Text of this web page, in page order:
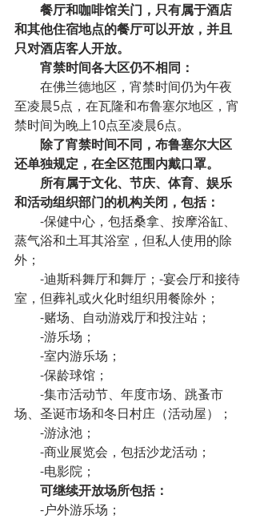
餐厅和咖啡馆关门，只有属于酒店
和其他住宿地点的餐厅可以开放，并且
只对酒店客人开放。
宵禁时间各大区仍不相同：
在佛兰德地区，宵禁时间仍为午夜
至凌晨5点，在瓦隆和布鲁塞尔地区，宵
禁时间为晚上10点至凌晨6点。
除了宵禁时间不同，布鲁塞尔大区
还单独规定，在全区范围内戴口罩。
所有属于文化、节庆、体育、娱乐
和活动组织部门的机构关闭，包括：
-保健中心，包括桑拿、按摩浴缸、
蒸气浴和土耳其浴室，但私人使用的除
外；
-迪斯科舞厅和舞厅；-宴会厅和接待
室，但葬礼或火化时组织用餐除外；
-赌场、自动游戏厅和投注站；
-游乐场；
-室内游乐场；
-保龄球馆；
-集市活动节、年度市场、跳蚤市
场、圣诞市场和冬日村庄（活动屋）；
-游泳池；
-商业展览会，包括沙龙活动；
-电影院；
可继续开放场所包括：
-户外游乐场；